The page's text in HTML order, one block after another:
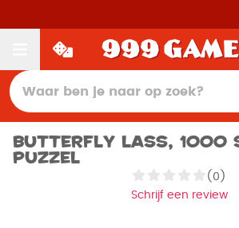
Butterfly Lass, 1000
Puzzel
(0)
Schrijf een review